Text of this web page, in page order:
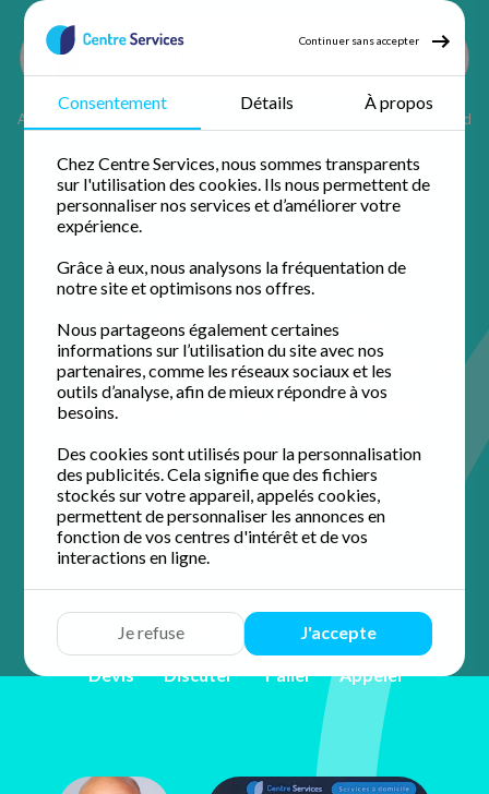
Continuer sans accepter
Consentement Détails À propos
Chez Centre Services, nous sommes transparents
sur l'utilisation des cookies. Ils nous permettent de
personnaliser nos services et d’améliorer votre
expérience.
Grâce à eux, nous analysons la fréquentation de
notre site et optimisons nos offres.
Nous partageons également certaines
informations sur l’utilisation du site avec nos
partenaires, comme les réseaux sociaux et les
outils d’analyse, afin de mieux répondre à vos
besoins.
Des cookies sont utilisés pour la personnalisation
des publicités. Cela signifie que des fichiers
stockés sur votre appareil, appelés cookies,
permettent de personnaliser les annonces en
fonction de vos centres d'intérêt et de vos
interactions en ligne.
Je refuse J'accepte
Accueil Aix-en-Provence Sud
Votre agence de
services à la personne à
Aix-en-Provence Sud
Installée au cœur de la ville, l'équipe de Centre Services
Aix-en-Provence Sud simplifie votre quotidien. Profitez
d'un accompagnement personnalisé et de proximité.
5.0 / 5 sur 14 avisGoogle
Devis Discuter Y aller Appeler